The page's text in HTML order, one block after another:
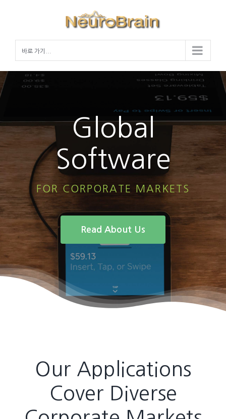
바로 가기...
Global
Software
FOR CORPORATE MARKETS
Read About Us
Our Applications
Cover Diverse